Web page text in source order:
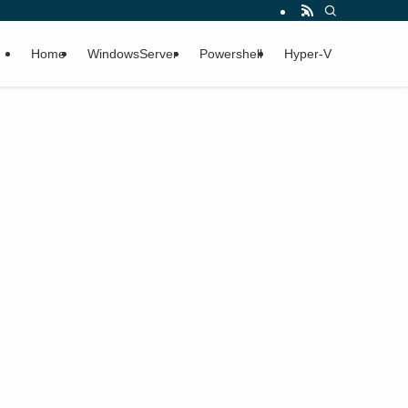
Home WindowsServer Powershell Hyper-V